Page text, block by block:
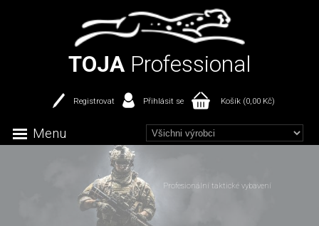
TOJA Professional
Registrovat Přihlásit se Košík (0,00 Kč)
Menu
Profesionální taktické vybavení